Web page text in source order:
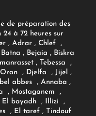
de préparation des
à 72 heures sur
, Adrar, Chlef ,
, Bejaia , Biskra
, Tebessa ,
Oran , Djelfa , Jijel ,
abbes , Annaba ,
, Mostaganem ,
El bayadh , Illizi ,
, El taref , Tindouf